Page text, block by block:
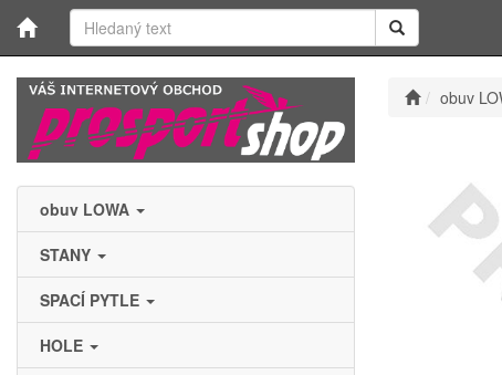
obuv LOWA
STANY
SPACÍ PYTLE
HOLE
obuv